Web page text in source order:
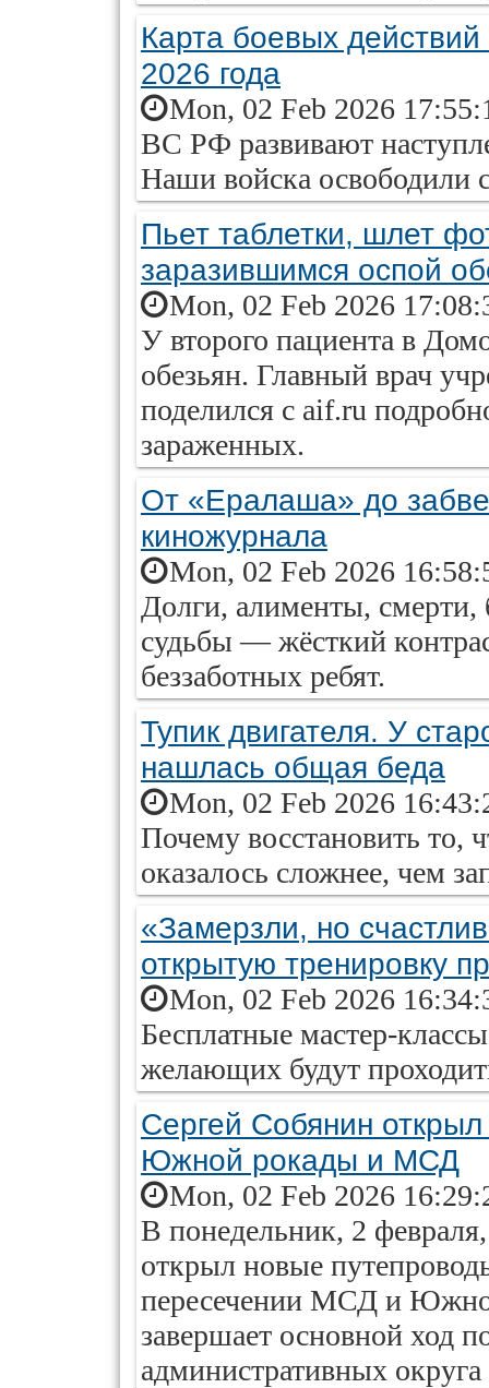
Карта боевых
2026 года
Mon, 02 Feb 2026
ВС РФ развивают
Наши войска освободили
Пьет таблетки, шлет
заразившимся оспой
Mon, 02 Feb 2026
У второго пациента в
обезьян. Главный врач
поделился с aif.ru
зараженных.
От «Ералаша» до
киножурнала
Mon, 02 Feb 2026
Долги, алименты, смерти,
судьбы — жёсткий
беззаботных ребят.
Тупик двигателя. У
нашлась общая беда
Mon, 02 Feb 2026
Почему восстановить то,
оказалось сложнее, чем
«Замерзли, но
открытую тренировку
Mon, 02 Feb 2026
Бесплатные мастер-
желающих будут
Сергей Собянин
Южной рокады и МСД
Mon, 02 Feb 2026
В понедельник, 2
открыл новые
пересечении МСД и
завершает основной ход
административных округа